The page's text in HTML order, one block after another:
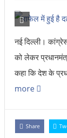
नई दिल्ली।
को लेकर
कहा कि देश के
more
Share